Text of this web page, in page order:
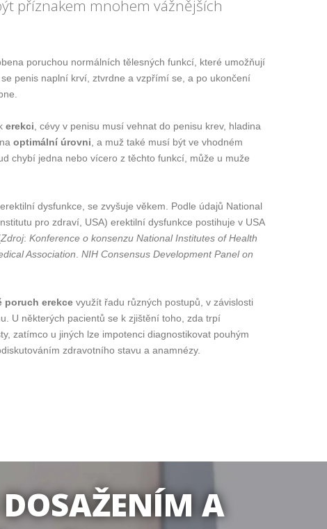
příznakem mnohem vážnějších
poruchou normálních tělesných funkcí, které umožňují
penis naplní krví, ztvrdne a vzpřímí se, a po ukončení
erekci , cévy v penisu musí vehnat do penisu krev, hladina
optimální úrovni , a muž také musí být ve vhodném
chybí jedna nebo vícero z těchto funkcí, může u muže
dysfunkce, se zvyšuje věkem. Podle údajů National
pro zdraví, USA) erektilní dysfunkce postihuje v USA
Zdroj: Konference o konsenzu National Institutes of Health
Association NIH Consensus Development Panel on
poruch erekce využít řadu různých postupů, v závislosti
U některých pacientů se k zjištění toho, zda trpí
zatímco u jiných lze impotenci diagnostikovat pouhým
zdravotního stavu a anamnézy.
A